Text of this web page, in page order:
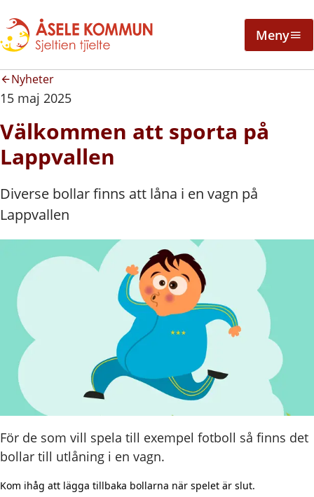
Meny
Nyheter
15 maj 2025
Välkommen att sporta på
Lappvallen
Diverse bollar finns att låna i en vagn på
Lappvallen
För de som vill spela till exempel fotboll så finns det
bollar till utlåning i en vagn.
Kom ihåg att lägga tillbaka bollarna när spelet är slut.